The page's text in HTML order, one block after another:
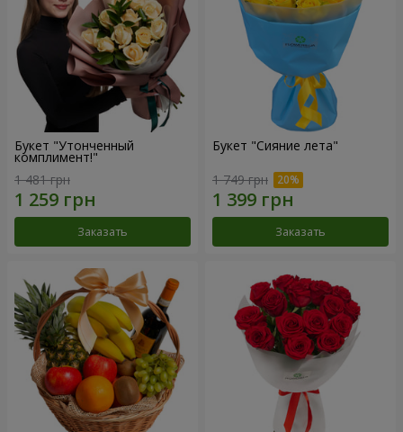
Букет "Утонченный
комплимент!"
1 481 грн
Заказать
Букет "Сияние лета"
1 749 грн
Заказать